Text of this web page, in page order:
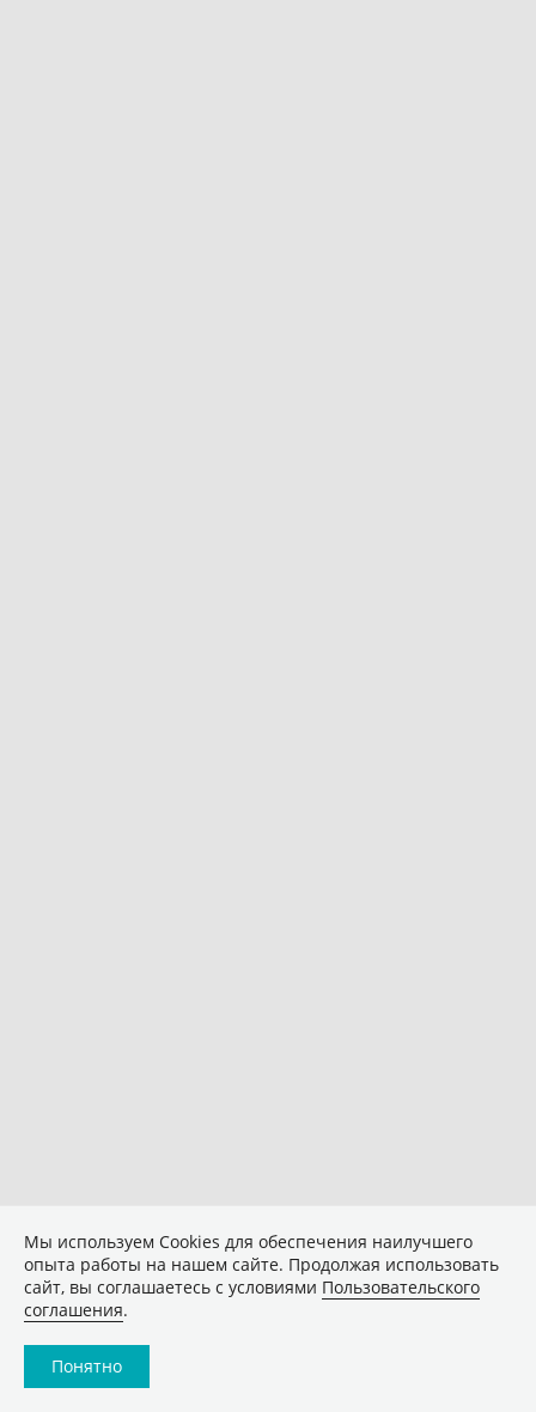
Мы используем Сookies для обеспечения наилучшего
опыта работы на нашем сайте. Продолжая использовать
сайт, вы соглашаетесь с условиями Пользовательского
соглашения.
Понятно